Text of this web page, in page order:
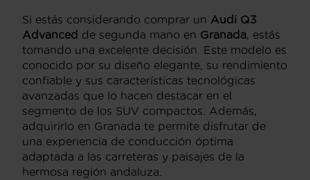
Si estás considerando comprar un Audi Q3
Advanced de segunda mano en Granada, estás
tomando una excelente decisión. Este modelo es
conocido por su diseño elegante, su rendimiento
confiable y sus características tecnológicas
avanzadas que lo hacen destacar en el
segmento de los SUV compactos. Además,
adquirirlo en Granada te permite disfrutar de
una experiencia de conducción óptima
adaptada a las carreteras y paisajes de la
hermosa región andaluza.